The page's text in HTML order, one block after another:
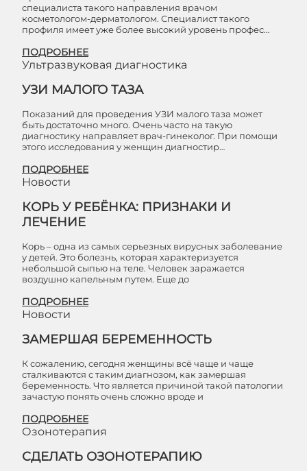
специалиста такого направления врачом
косметологом-дерматологом. Специалист такого
профиля имеет уже более высокий уровень профес…
ПОДРОБНЕЕ
Ультразвуковая диагностика
УЗИ МАЛОГО ТАЗА
Показаний для проведения УЗИ малого таза может
быть достаточно много. Очень часто на такую
диагностику направляет врач-гинеколог. При помощи
этого исследования у женщин диагностир…
ПОДРОБНЕЕ
Новости
КОРЬ У РЕБЁНКА: ПРИЗНАКИ И
ЛЕЧЕНИЕ
Корь – одна из самых серьезных вирусных заболевание
у детей. Это болезнь, которая характеризуется
небольшой сыпью на теле. Человек заражается
воздушно капельным путем. Еще до
ПОДРОБНЕЕ
Новости
ЗАМЕРШАЯ БЕРЕМЕННОСТЬ
К сожалению, сегодня женщины всё чаще и чаще
сталкиваются с таким диагнозом, как замершая
беременность. Что является причиной такой патологии
зачастую понять очень сложно вроде и
ПОДРОБНЕЕ
Озонотерапия
СДЕЛАТЬ ОЗОНОТЕРАПИЮ